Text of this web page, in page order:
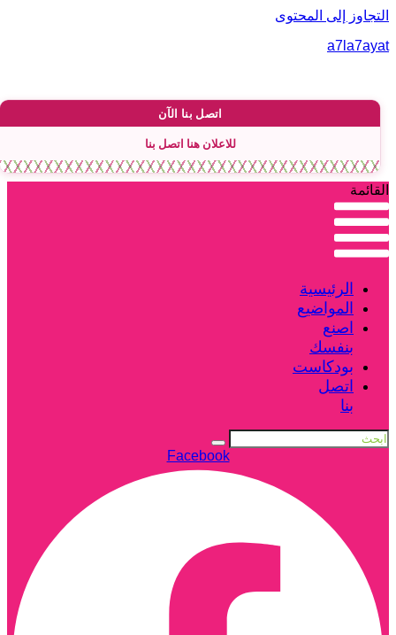
إلى المحتوى
اتصل بنا الآن
للاعلان هنا اتصل بنا
الرئيسية
المواضيع
اصنع
بنفسك
بودكاست
اتصل
بنا
Facebook